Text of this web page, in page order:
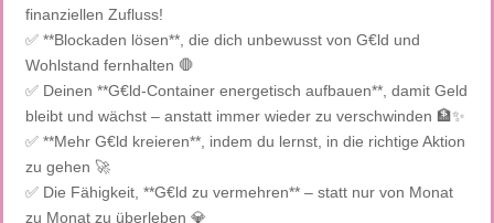
finanziellen Zufluss!
✅ **Blockaden lösen**, die dich unbewusst von G€ld und
Wohlstand fernhalten 🛑
✅ Deinen **G€ld-Container energetisch aufbauen**, damit Geld
bleibt und wächst – anstatt immer wieder zu verschwinden 🏦✨
✅ **Mehr G€ld kreieren**, indem du lernst, in die richtige Aktion
zu gehen 🚀
✅ Die Fähigkeit, **G€ld zu vermehren** – statt nur von Monat
zu Monat zu überleben 💎